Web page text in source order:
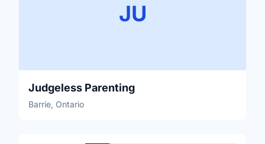
JU
Judgeless Parenting
Barrie, Ontario